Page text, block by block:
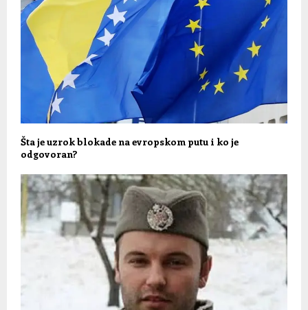
Šta je uzrok blokade na evropskom putu i ko je
odgovoran?